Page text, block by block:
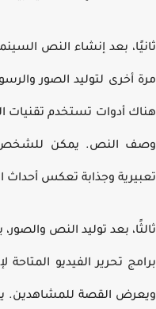
بعد إنشاء النص
أخرى لتوليد الصور
أدوات تستخدم تقنيات
النص. يمكن للشخص
وجذابة تعكس أحداث
بعد توليد النص والصور،
تحرير الفيديو المتاحة
القصة للمشاهدين.